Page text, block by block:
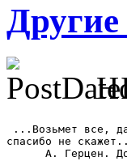
Другие
...Возьмет все,
спасибо не
А. Герцен.